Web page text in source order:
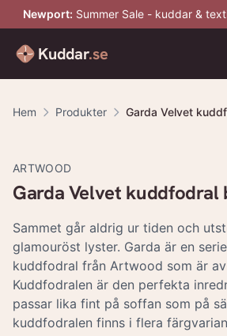
Newport: Summer Sale - kuddar &
Kuddar.se
Hem Produkter Garda Velvet
ARTWOOD
Garda Velvet kuddfodral
Sammet går aldrig ur tiden och
glamouröst lyster. Garda är en
kuddfodral från Artwood som är av
Kuddfodralen är den perfekta
passar lika fint på soffan som på
kuddfodralen finns i flera